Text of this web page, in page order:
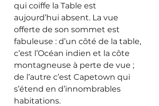
qui coiffe la Table est
aujourd’hui absent. La vue
offerte de son sommet est
fabuleuse : d’un côté de la table,
c’est l’Océan indien et la côte
montagneuse à perte de vue ;
de l’autre c’est Capetown qui
s’étend en d’innombrables
habitations.